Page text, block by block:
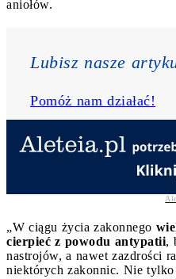
aniołów.
Lubisz nasze
Pomóż nam działać!
„W ciągu życia zakonnego
cierpieć z powodu antypatii,
nastrojów, a nawet zazdrości
niektórych zakonnic. Nie tylko